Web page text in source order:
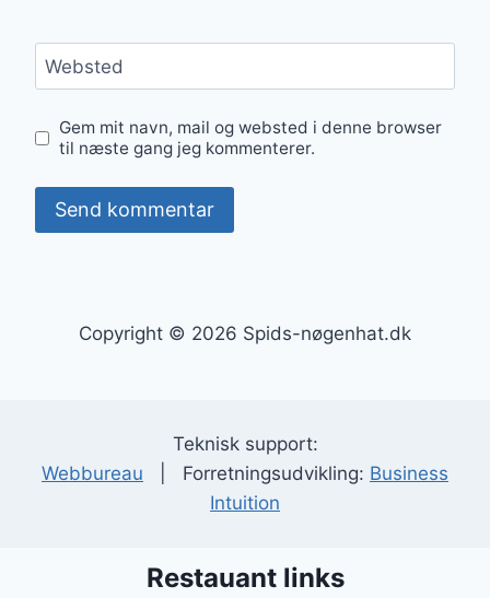
Websted
Gem mit navn, mail og websted i denne browser
til næste gang jeg kommenterer.
Copyright © 2026 Spids-nøgenhat.dk
Teknisk support:
Webbureau | Forretningsudvikling: Business
Intuition
Restauant links